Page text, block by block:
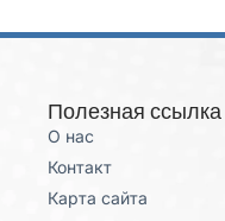
Полезная ссылка
О нас
Контакт
Карта сайта